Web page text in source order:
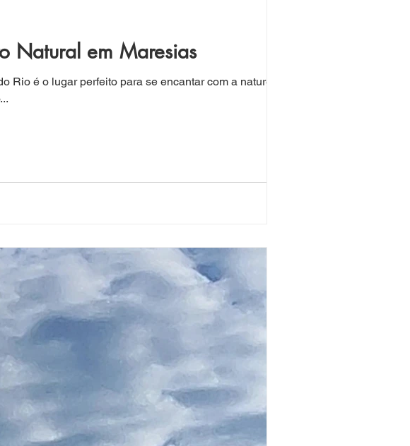
Natural em Maresias
é o lugar perfeito para se encantar com a natureza.